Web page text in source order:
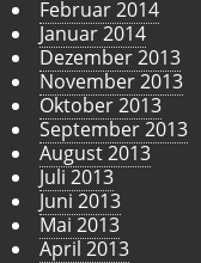
Februar 2014
Januar 2014
Dezember 2013
November 2013
Oktober 2013
September 2013
August 2013
Juli 2013
Juni 2013
Mai 2013
April 2013